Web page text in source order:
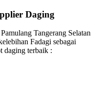
Daging
Tangerang Selatan
Fadagi sebagai
daging terbaik :